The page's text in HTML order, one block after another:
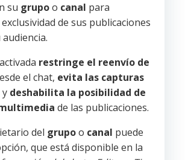
su grupoo canal para
de sus publicaciones
restringe el reenvío de
el chat, evita las capturas
y deshabilita la posibilidad de
de las publicaciones.
del grupoo canal puede
que está disponible en la